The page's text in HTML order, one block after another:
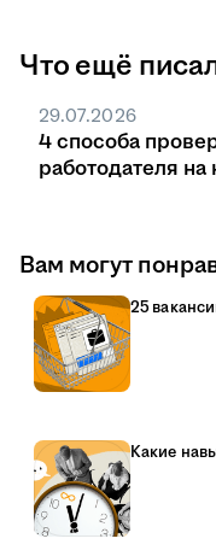
Что ещё
29.07.2026
4 способа
работодателя
Вам могут
25
Какие